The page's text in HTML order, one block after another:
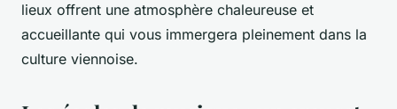
lieux offrent une atmosphère chaleureuse et
accueillante qui vous immergera pleinement dans la
culture viennoise.